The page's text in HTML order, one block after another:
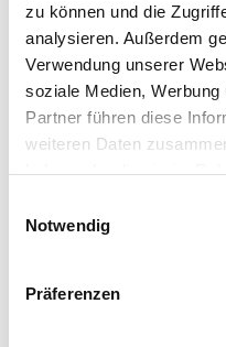
zu können und die
analysieren. Außerdem
Verwendung unserer
soziale Medien,
Partner führen diese
weiteren Daten
Notwendig
Präferenzen